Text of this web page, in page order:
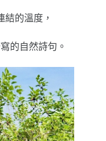
結的溫度，
的自然詩句。